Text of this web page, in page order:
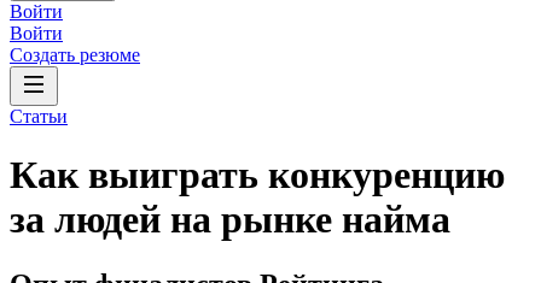
Войти
Войти
Создать резюме
Статьи
Как выиграть конкуренцию
за людей на рынке найма